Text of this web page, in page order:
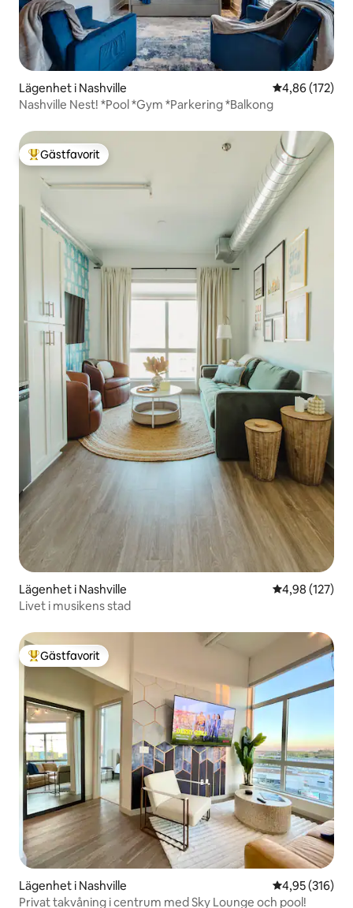
Lägenhet i Nashville 4,86 av 5 i
4,86 (172)
Nashville Nest! *Pool *Gym *Parkering *Balkong
Populär gästfavorit
Gästfavorit
Lägenhet i Nashville 4,98 av 5 i
4,98 (127)
Livet i musikens stad
Populär gästfavorit
Gästfavorit
Lägenhet i Nashville 4,95 av 5 i
4,95 (316)
Privat takvåning i centrum med Sky Lounge och pool!